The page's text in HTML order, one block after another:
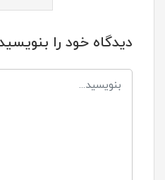
دیدگاه خود را